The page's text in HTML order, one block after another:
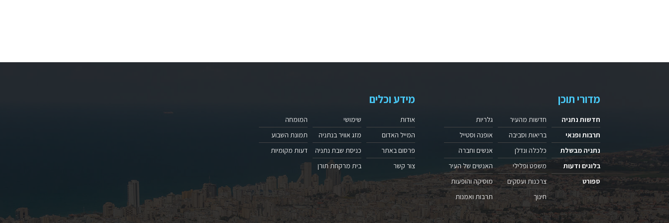
מדורי תוכן
חדשות נתניה
תרבות ופנאי
נתניה מבשלת
בלוגים ודעות
ספורט
חדשות מהעיר
בריאות וסביבה
כלכלה ונדלן
משפט ופלילי
צרכנות ועסקים
חינוך
גלריות
אופנה וסטייל
אנשים וחברה
האנשים של העיר
מוסיקה והופעות
תרבות ואמנות
מידע וכלים
אודות
המייל האדום
פרסום באתר
צור קשר
שימושי
מזג אוויר בנתניה
כניסת שבת נתניה
בית מרקחת תורן
המומחה
תמונת השבוע
דעות מקומיות